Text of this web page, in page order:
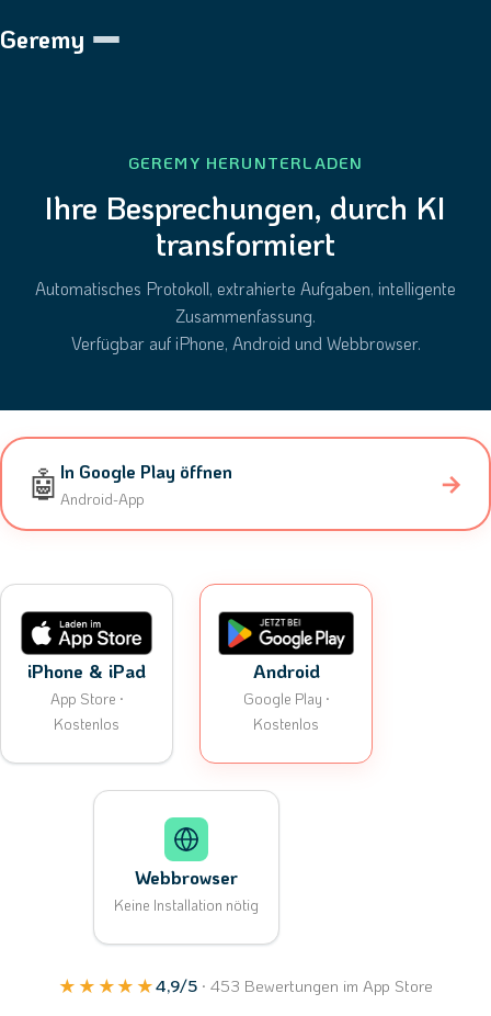
Geremy
GEREMY HERUNTERLADEN
Ihre Besprechungen, durch KI
transformiert
Automatisches Protokoll, extrahierte Aufgaben, intelligente
Zusammenfassung.
Verfügbar auf iPhone, Android und Webbrowser.
🤖 In Google Play öffnen
Android-App →
iPhone & iPad
App Store ·
Kostenlos
Android
Google Play ·
Kostenlos
Webbrowser
Keine Installation nötig
★★★★★4,9/5 · 453 Bewertungen im App Store